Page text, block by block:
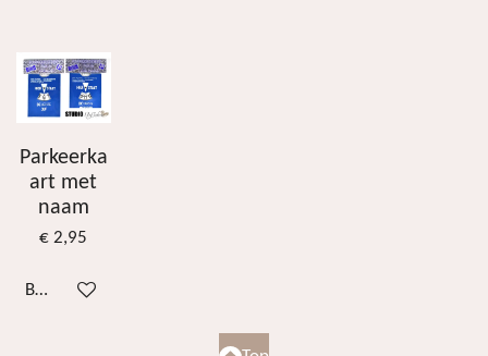
Parkeerka
art met
naam
€ 2,95
Bekijk details